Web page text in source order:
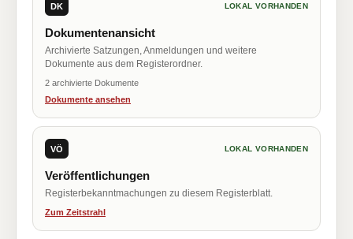
DK LOKAL VORHANDEN
Dokumentenansicht
Archivierte Satzungen, Anmeldungen und weitere
Dokumente aus dem Registerordner.
2 archivierte Dokumente
Dokumente ansehen
VÖ LOKAL VORHANDEN
Veröffentlichungen
Registerbekanntmachungen zu diesem Registerblatt.
Zum Zeitstrahl